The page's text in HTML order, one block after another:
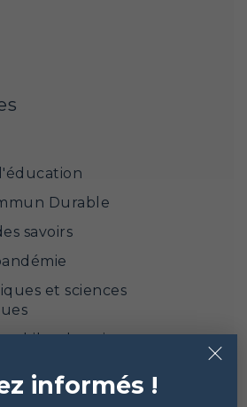
Durable
savoirs
et sciences
philanthropie
chercheur
informés !
×